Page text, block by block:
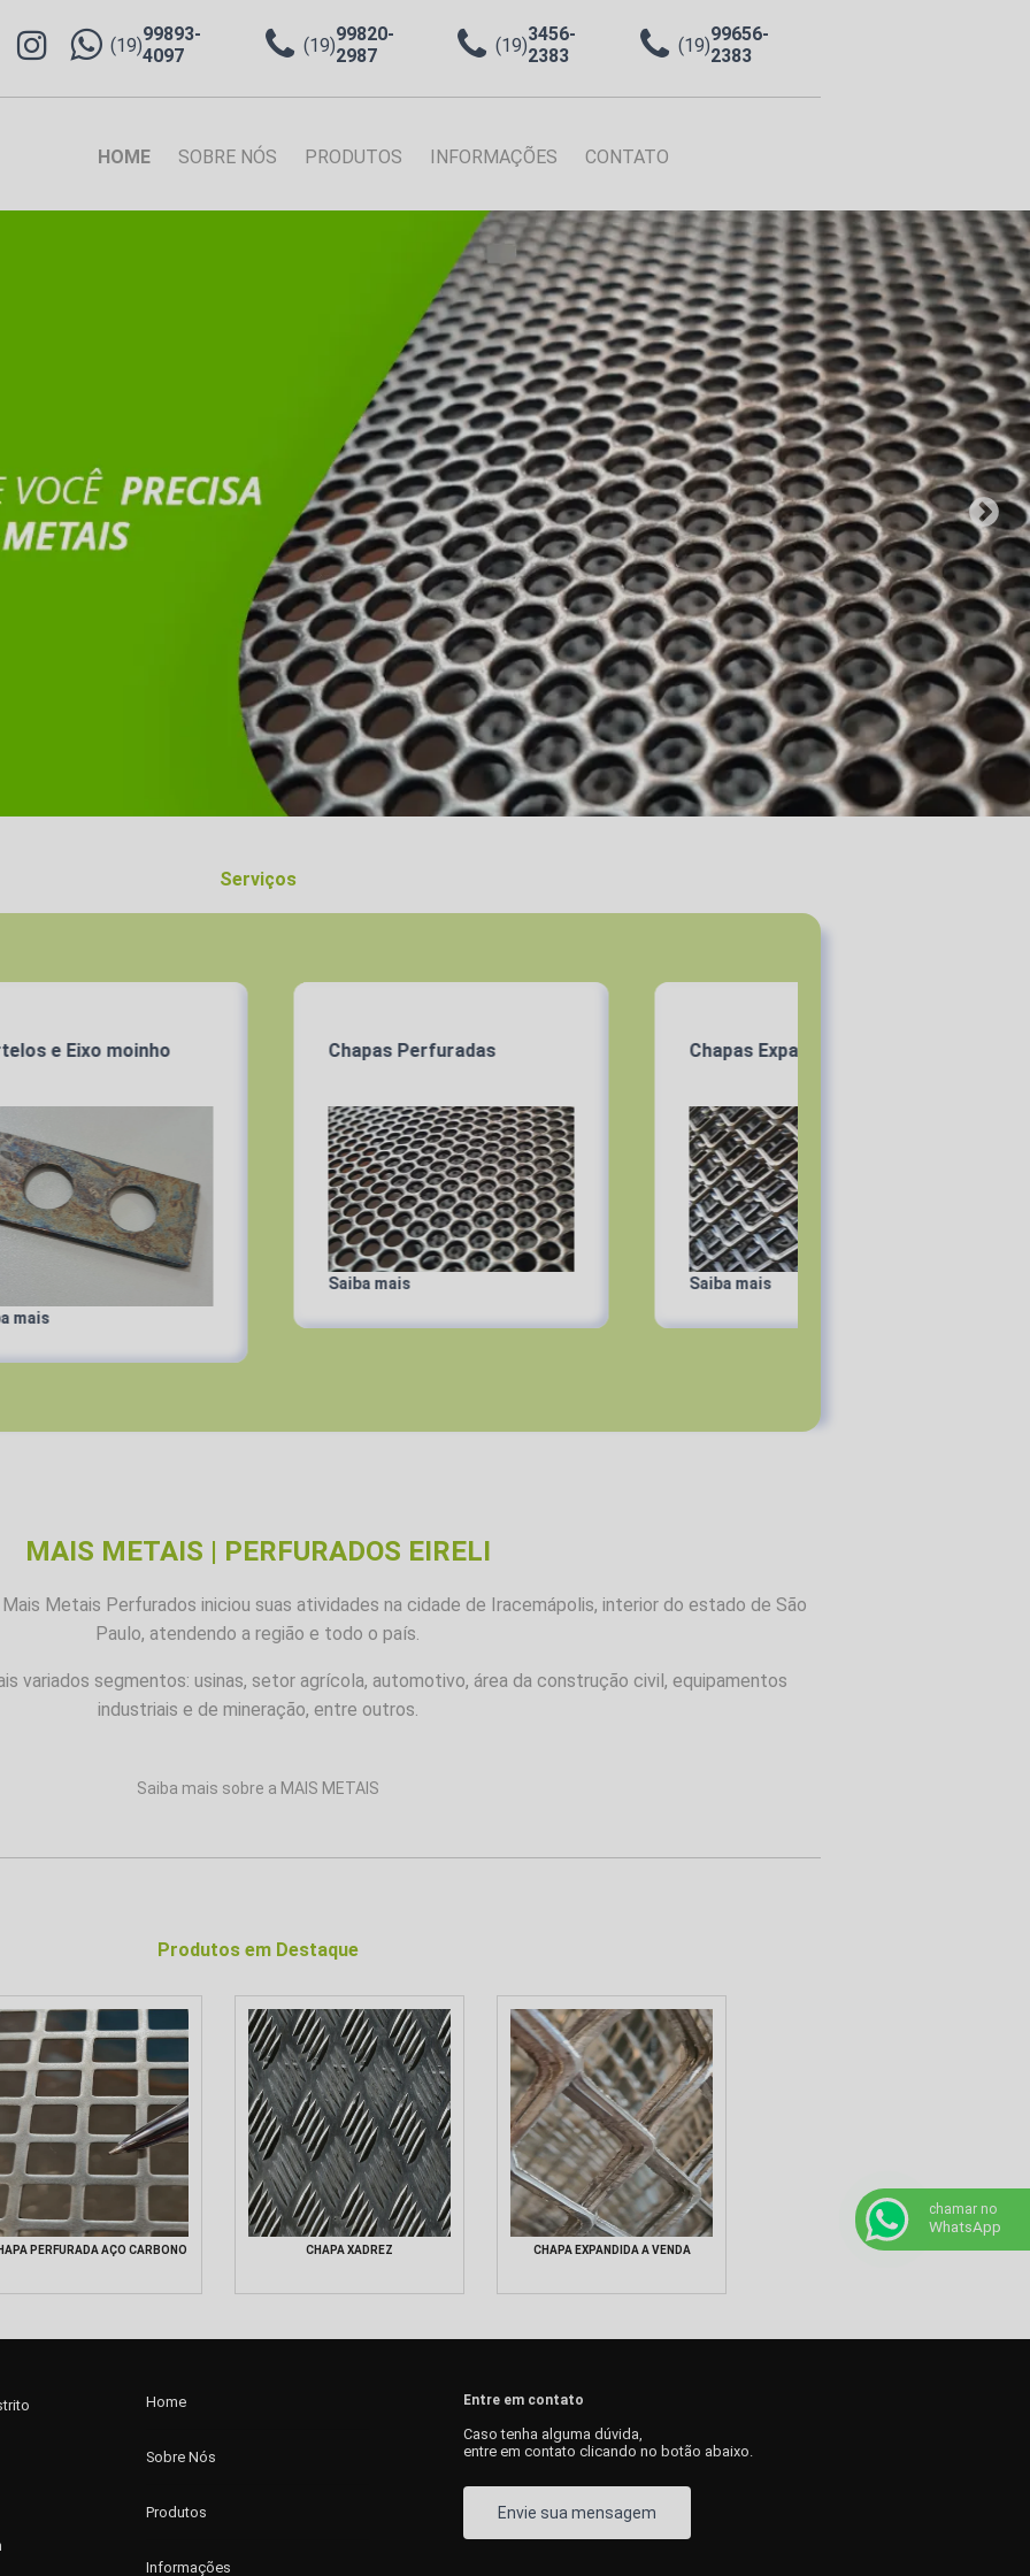
(19)99893-
4097
(19)99820-
2987
(19)3456-
2383
(19)99656-
2383
HOME SOBRE NÓS PRODUTOS INFORMAÇÕES CONTATO
Serviços
Chapas Perfuradas
MAIS METAIS | PERFURADOS EIRELI
Metais Perfurados iniciou suas atividades na cidade de Iracemápolis, interior do estado de São
Paulo, atendendo a região e todo o país.
variados segmentos: usinas, setor agrícola, automotivo, área da construção civil, equipamentos
industriais e de mineração, entre outros.
Saiba mais sobre a MAIS METAIS
Produtos em Destaque
PERFURADA AÇO CARBONO CHAPA XADREZ CHAPA EXPANDIDA A VENDA
Home
Sobre Nós
Produtos
Informações
Entre em contato
Caso tenha alguma dúvida,
entre em contato clicando no botão abaixo.
Envie sua mensagem
chamar no
WhatsApp